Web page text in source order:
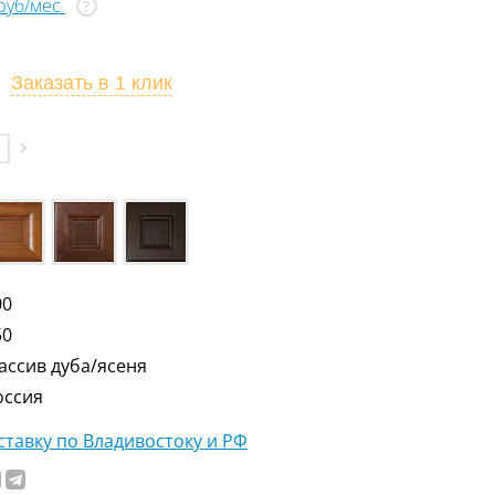
мес ?
Заказать в 1 клик
дуба/ясеня
по Владивостоку и РФ